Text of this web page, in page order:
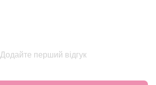
Додайте перший відгук